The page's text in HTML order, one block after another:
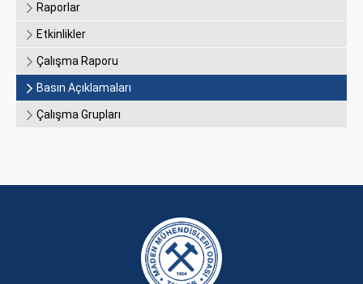
Raporlar
Etkinlikler
Çalışma Raporu
Basın Açıklamaları
Çalışma Grupları